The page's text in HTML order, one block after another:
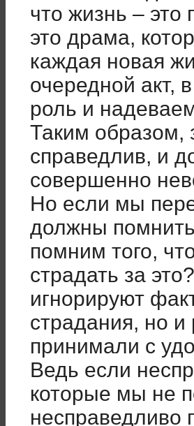
что жизнь – это
это драма,
каждая новая
очередной акт,
роль и
Таким образом,
справедлив, и
совершенно
Но если мы
должны
помним того,
страдать за
игнорируют
страдания, но
принимали с
Ведь если
которые мы не
несправедливо